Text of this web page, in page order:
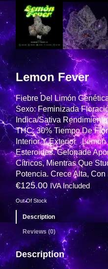
Lemon Fever
Fiebre Del Limón
Sexo: Feminizada
Indica/Sativa
THC: 30% Tiempo De
Interior Y Exterior
Esteroides. Gelonade
Cítricos, Mientras Que
Potencia. Crece Alta,
€125.00 IVA Included
Out Of Stock
Description
Reviews (0)
Description